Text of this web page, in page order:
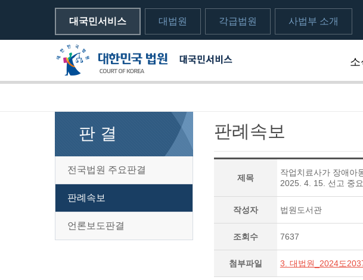
대국민서비스 대법원 각급법원 사법부 소개
소
메뉴전체보기
판 결
전국법원 주요판결
판례속보
언론보도판결
판례속보
제목
작업치료사가 장애아
2025. 4. 15. 선고 중
작성자 법원도서관
조회수 7637
첨부파일 3. 대법원_2024도